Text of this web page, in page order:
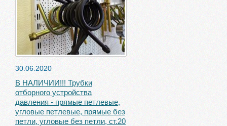
30.06.2020
В НАЛИЧИИ!!! Трубки
отборного устройства
давления - прямые петлевые,
угловые петлевые, прямые без
петли, угловые без петли, ст.20